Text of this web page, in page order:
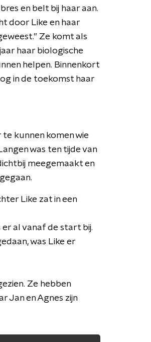
en belt bij haar aan.
door Like en haar
Ze komt als
haar biologische
helpen. Binnenkort
in de toekomst haar
te kunnen komen wie
was ten tijde van
meegemaakt en
Like zat in een
al vanaf de start bij.
was Like er
Ze hebben
Jan en Agnes zijn